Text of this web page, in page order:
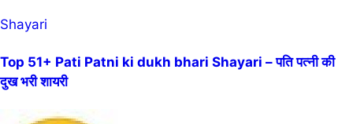
Shayari
Top 51+ Pati Patni ki dukh bhari Shayari – पति पत्नी की
दुख भरी शायरी